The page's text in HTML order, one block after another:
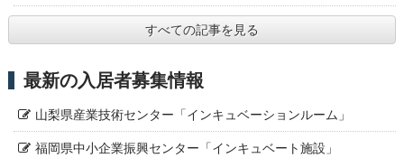
すべての記事を見る
最新の入居者募集情報
山梨県産業技術センター「インキュベーションルーム」
福岡県中小企業振興センター「インキュベート施設」